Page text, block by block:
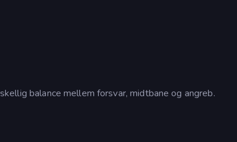
balance mellem forsvar, midtbane og angreb.